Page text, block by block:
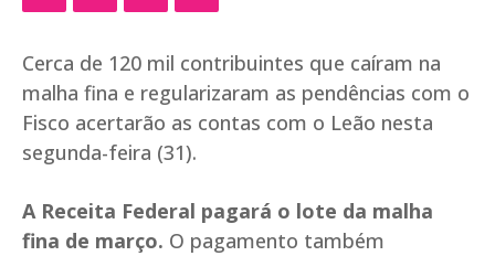
Cerca de 120 mil contribuintes que caíram na
malha fina e regularizaram as pendências com o
Fisco acertarão as contas com o Leão nesta
segunda-feira (31).
A Receita Federal pagará o lote da malha
fina de março. O pagamento também